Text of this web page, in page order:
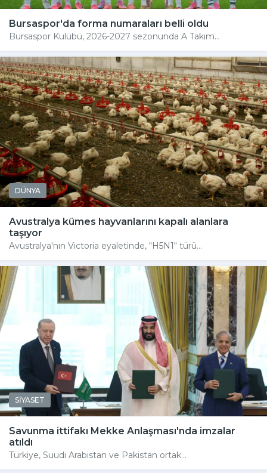
Bursaspor'da forma numaraları belli oldu
Bursaspor Kulübü, 2026-2027 sezonunda A Takım...
DÜNYA
Avustralya kümes hayvanlarını kapalı alanlara
taşıyor
Avustralya'nın Victoria eyaletinde, "H5N1" türü...
SİYASET
Savunma ittifakı Mekke Anlaşması'nda imzalar
atıldı
Türkiye, Suudi Arabistan ve Pakistan ortak...